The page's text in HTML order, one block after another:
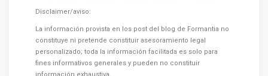
Disclaimer/aviso:
La información provista en los post del blog de Formantia no
constituye ni pretende constituir asesoramiento legal
personalizado; toda la información facilitada es solo para
fines informativos generales y pueden no constituir